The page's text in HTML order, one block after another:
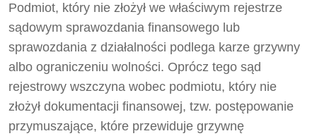
Podmiot, który nie złożył we właściwym rejestrze
sądowym sprawozdania finansowego lub
sprawozdania z działalności podlega karze grzywny
albo ograniczeniu wolności. Oprócz tego sąd
rejestrowy wszczyna wobec podmiotu, który nie
złożył dokumentacji finansowej, tzw. postępowanie
przymuszające, które przewiduje grzywnę